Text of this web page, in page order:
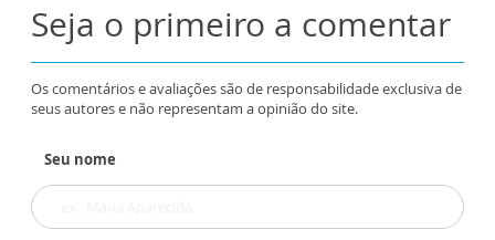
Seja o primeiro a comentar
Os comentários e avaliações são de responsabilidade exclusiva de
seus autores e não representam a opinião do site.
Seu nome